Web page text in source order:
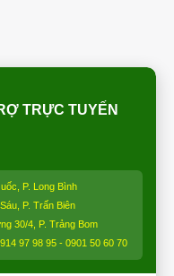
bên cạnh Điện
TRỰC TUYẾN
P. Long Bình
P. Trấn Biên
30/4, P. Trảng Bom
97 98 95 - 0901 50 60 70